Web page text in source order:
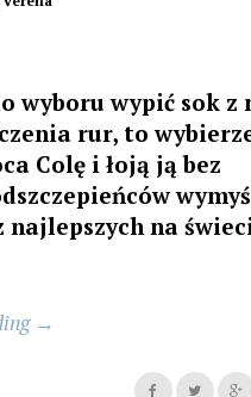
wyboru wypić sok z
rur, to
Colę i łoją ją bez
najlepszych na
„Po
→